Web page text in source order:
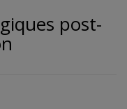
post-